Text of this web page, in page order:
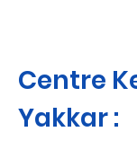
Centre
Yakkar :